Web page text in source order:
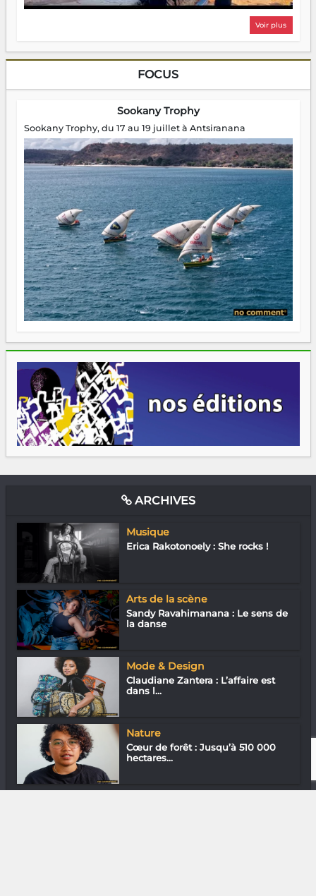
Voir plus
FOCUS
Sookany Trophy
Sookany Trophy, du 17 au 19 juillet à Antsiranana
ARCHIVES
Musique
Erica Rakotonoely : She rocks !
Arts de la scène
Sandy Ravahimanana : Le sens de
la danse
Mode & Design
Claudiane Zantera : L’affaire est
dans l...
Nature
Cœur de forêt : Jusqu’à 510 000
hectares...